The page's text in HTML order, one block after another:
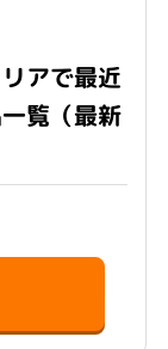
アで最近
覧（最新